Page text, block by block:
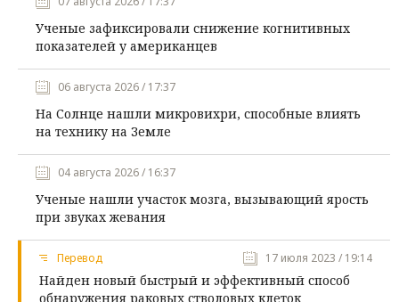
Ученые зафиксировали снижение когнитивных
показателей у американцев
06 августа 2026 / 17:37
На Солнце нашли микровихри, способные влиять
на технику на Земле
04 августа 2026 / 16:37
Ученые нашли участок мозга, вызывающий ярость
при звуках жевания
Перевод 17 июля 2023 / 19:14
Найден новый быстрый и эффективный способ
обнаружения раковых стволовых клеток